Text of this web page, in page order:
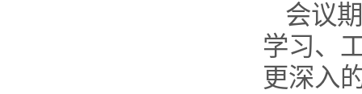
会议
学习、
更深入